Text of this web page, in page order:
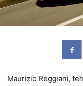
Maurizio Reggiani,